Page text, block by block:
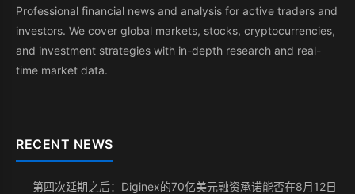
Professional financial news and analysis for active traders and
investors. We cover global markets, stocks, cryptocurrencies,
and investment strategies with in-depth research and real-
time market data.
RECENT NEWS
第四次延期之后：Diginex的70亿美元融资承诺能否在8月12日